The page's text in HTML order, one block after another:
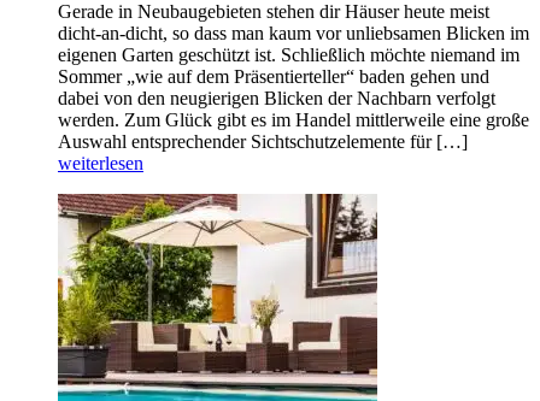
Gerade in Neubaugebieten stehen dir Häuser heute meist
dicht-an-dicht, so dass man kaum vor unliebsamen Blicken im
eigenen Garten geschützt ist. Schließlich möchte niemand im
Sommer „wie auf dem Präsentierteller“ baden gehen und
dabei von den neugierigen Blicken der Nachbarn verfolgt
werden. Zum Glück gibt es im Handel mittlerweile eine große
Auswahl entsprechender Sichtschutzelemente für […]
weiterlesen